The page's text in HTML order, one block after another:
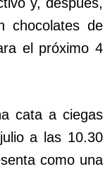
chocolates de
el próximo 4
cata a ciegas
a las 10.30
como una